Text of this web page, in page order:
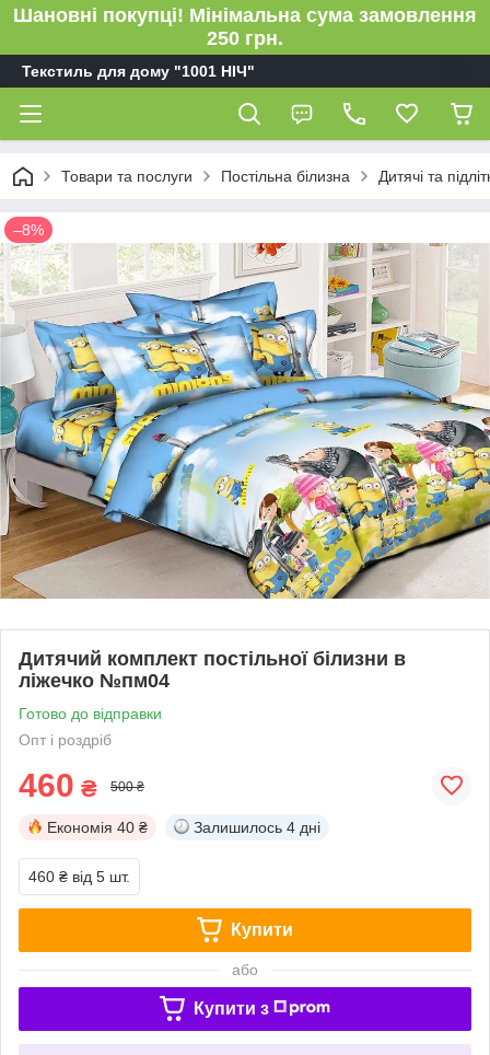
Шановні покупці! Мінімальна сума замовлення
250 грн.
Текстиль для дому "1001 НІЧ"
Товари та послуги Постільна білизна Дитячі та
–8%
Дитячий комплект постільної білизни в
ліжечко №пм04
Готово до відправки
Опт і роздріб
460 ₴ 500 ₴
Економія 40 ₴ Залишилось 4 дні
460 ₴ від 5 шт.
Купити
або
Купити з